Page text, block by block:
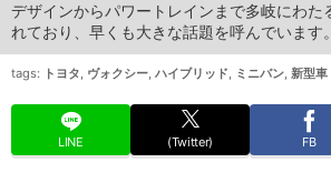
デザインからパワートレインまで多岐にわた
れており、早くも大きな話題を呼んでいます。
tags: トヨタ, ヴォクシー, ハイブリッド, ミニバン, 新型車
LINE (Twitter) FB